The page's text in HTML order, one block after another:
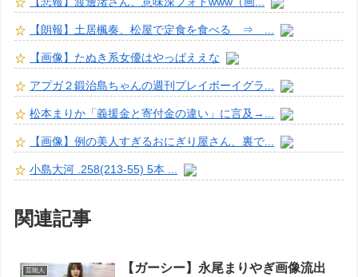
【朗報】土居楓奏、松屋で定食を食べる ⇒ ...
【画像】たぬき系女優はやっぱええな
アプガ２鍛治島ちゃんの週刊プレイボーイグラ...
松本まりか「義援金と寄付金の違い」に言及→...
【画像】例の美人すぎるおにぎり屋さん、裏で...
小島大河 .258(213-55) 5本 ...
関連記事
芸能人 【ガーシー】永尾まりやぎ画像流出